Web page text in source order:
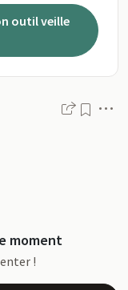
moment
!